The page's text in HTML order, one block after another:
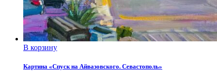
В корзину
Картина «Спуск на Айвазовского. Севастополь»